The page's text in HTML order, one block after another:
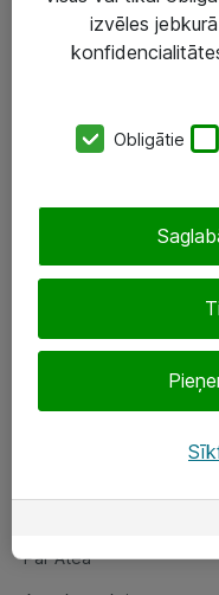
Serveri un datu centri
SIA „ATEA”
eShop@atea.lv
Sekojiet mums
Par Atea
Par Atea
izvēles
Obligātie